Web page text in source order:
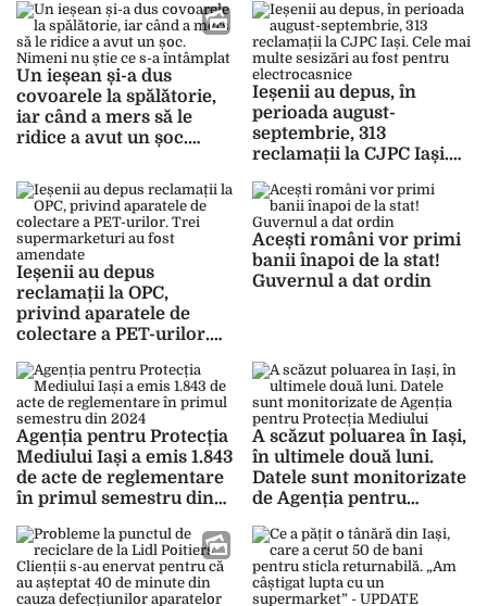
mijlocul drumului
Un ieșean și-a dus
covoarele la spălătorie,
iar când a mers să le
ridice a avut un șoc.
întâmplat
Ieșenii au depus, în
perioada august-
septembrie, 313
reclamații la CJPC Iași.
au fost pentru
electrocasnice
Ieșenii au depus
reclamații la OPC,
privind aparatele de
colectare a PET-urilor.
fost amendate
Acești români vor primi
banii înapoi de la stat!
Guvernul a dat ordin
Agenția pentru Protecția
Mediului Iași a emis 1.843
de acte de reglementare
în primul semestru din
A scăzut poluarea în Iași,
în ultimele două luni.
Datele sunt monitorizate
de Agenția pentru